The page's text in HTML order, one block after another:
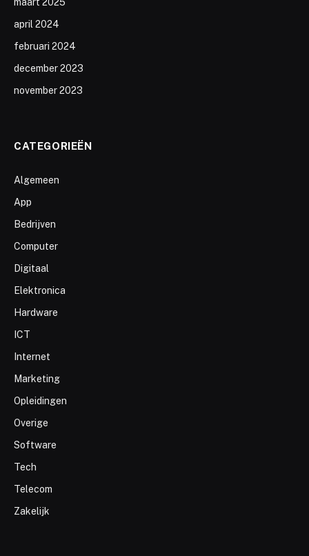
april 2024
februari 2024
december 2023
november 2023
CATEGORIEËN
Algemeen
App
Bedrijven
Computer
Digitaal
Elektronica
Hardware
ICT
Internet
Marketing
Opleidingen
Overige
Software
Tech
Telecom
Zakelijk